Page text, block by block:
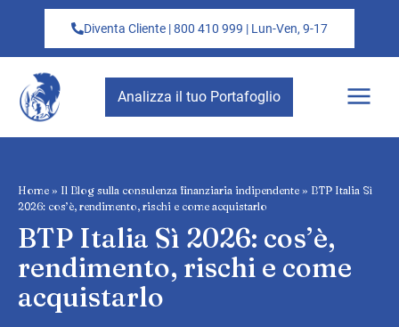
Diventa Cliente | 800 410 999 | Lun-Ven, 9-17
Analizza il tuo Portafoglio
Home » Il Blog sulla consulenza finanziaria indipendente » BTP Italia Sì
2026: cos’è, rendimento, rischi e come acquistarlo
BTP Italia Sì 2026: cos’è,
rendimento, rischi e come
acquistarlo